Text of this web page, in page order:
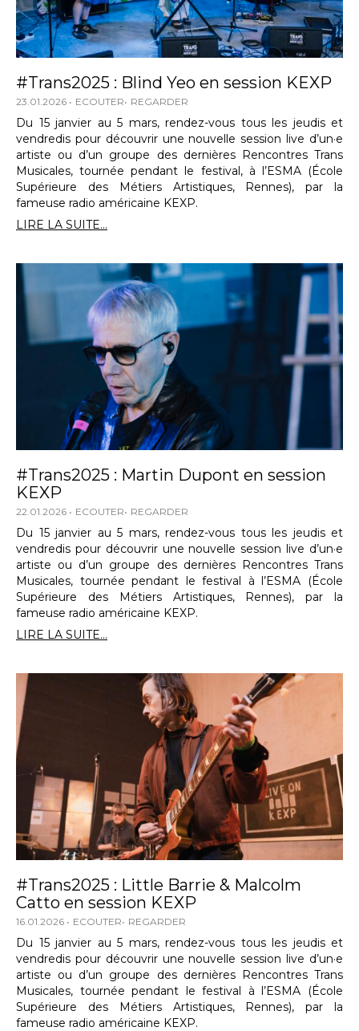
#Trans2025 : Blind Yeo en session KEXP
23.01.2026 ECOUTER REGARDER
Du 15 janvier au 5 mars, rendez-vous tous les jeudis et
vendredis pour découvrir une nouvelle session live d’un·e
artiste ou d’un groupe des dernières Rencontres Trans
Musicales, tournée pendant le festival, à l’ESMA (École
Supérieure des Métiers Artistiques, Rennes), par la
fameuse radio américaine KEXP.
LIRE LA SUITE...
#Trans2025 : Martin Dupont en session
KEXP
22.01.2026 ECOUTER REGARDER
Du 15 janvier au 5 mars, rendez-vous tous les jeudis et
vendredis pour découvrir une nouvelle session live d’un·e
artiste ou d’un groupe des dernières Rencontres Trans
Musicales, tournée pendant le festival à l’ESMA (École
Supérieure des Métiers Artistiques, Rennes), par la
fameuse radio américaine KEXP.
LIRE LA SUITE...
#Trans2025 : Little Barrie & Malcolm
Catto en session KEXP
16.01.2026 ECOUTER REGARDER
Du 15 janvier au 5 mars, rendez-vous tous les jeudis et
vendredis pour découvrir une nouvelle session live d’un·e
artiste ou d’un groupe des dernières Rencontres Trans
Musicales, tournée pendant le festival à l’ESMA (École
Supérieure des Métiers Artistiques, Rennes), par la
fameuse radio américaine KEXP.